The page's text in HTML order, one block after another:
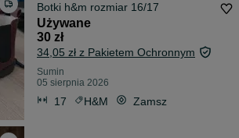
Botki h&m rozmiar 16/17
Używane
30 zł
34,05 zł z Pakietem Ochronnym
Sumin
05 sierpnia 2026
17 H&M Zamsz